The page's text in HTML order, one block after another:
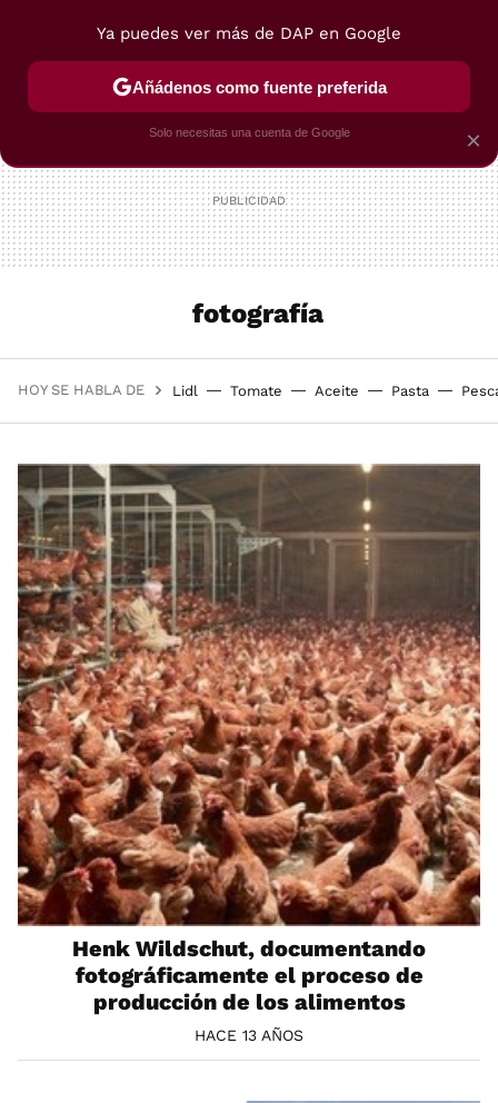
POSTRES VIAJES SELECCIÓN VEGUI
fotografía
HOY SE HABLA DE Lidl Tomate Aceite Pasta
Henk Wildschut, documentando
fotográficamente el proceso de
producción de los alimentos
HACE 13 AÑOS
×
Ya puedes ver más de DAP en Google
Añádenos como fuente preferida
Solo necesitas una cuenta de Google